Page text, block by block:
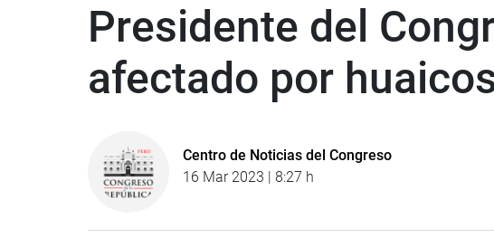
Presidente del
afectado por
Centro de Noticias del Congreso
16 Mar 2023 | 8:27 h